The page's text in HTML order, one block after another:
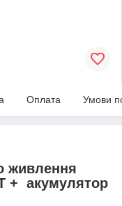
Оплата Умови
живлення
+ акумулятор